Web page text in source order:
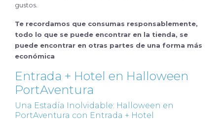
gustos.
Te recordamos que consumas responsablemente,
todo lo que se puede encontrar en la tienda, se
puede encontrar en otras partes de una forma más
económica
Entrada + Hotel en Halloween
PortAventura
Una Estadía Inolvidable: Halloween en
PortAventura con Entrada + Hotel